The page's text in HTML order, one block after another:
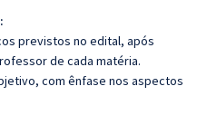
previstos no edital, após
de cada matéria.
com ênfase nos aspectos